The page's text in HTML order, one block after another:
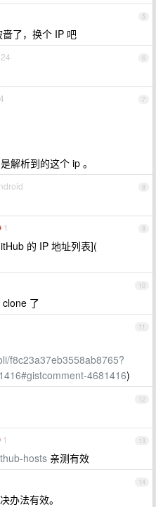
5
了，换个 IP 吧
6
7
解析到的这个 ip 。
8
9
1
的 IP 地址列表](
10
了
11
f8c23a37eb3558ab8765?
4681416)
12
13
1
hosts 亲测有效
14
办法有效。